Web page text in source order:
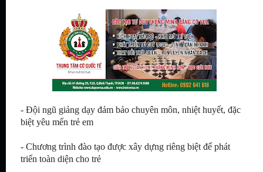
- Đội ngũ giảng dạy đảm bảo chuyên môn, nhiệt huyết, đặc
biệt yêu mến trẻ em
- Chương trình đào tạo được xây dựng riêng biệt để phát
triển toàn diện cho trẻ